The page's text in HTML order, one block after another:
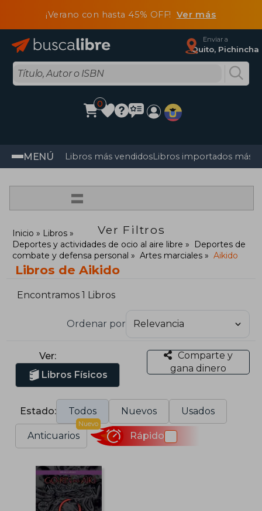
¡Verano con hasta 45% OFF! Ver más
Enviar a
Quito, Pichincha
0
MENÚ Libros más vendidosLibros importados más
=
Ver Filtros
Inicio
Libros
Deportes y actividades de ocio al aire libre
Deportes de
combate y defensa personal
Artes marciales Aikido
Libros de Aikido
Encontramos 1 Libros
Ordenar por
Ver:
Libros Físicos
Comparte y
gana dinero
Estado: Todos Nuevos Usados
Anticuarios
Nuevo
Rápido